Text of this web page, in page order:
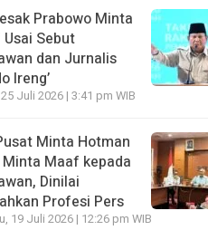
Prabowo Minta
Sebut
dan Jurnalis
Ireng’
Juli 2026 | 3:41 pm WIB
Minta Hotman
Maaf kepada
Dinilai
Profesi Pers
19 Juli 2026 | 12:26 pm WIB